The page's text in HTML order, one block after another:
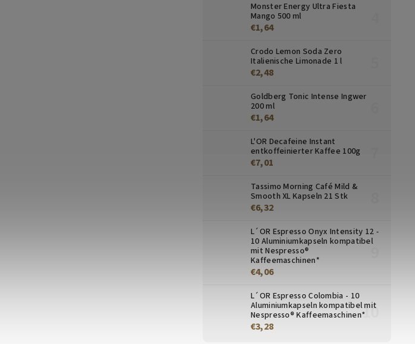
Monster Energy Ultra Fiesta
Mango 500 ml
€1,64
Crodo Lemon Soda Zero
Italienische Limonade 1 l
€2,48
Goldberg Tonic Intense Ingwer
200 ml
€1,64
L'OR Decafeine Instant
entkoffeinierter Kaffee 100g
€7,01
Tassimo Morning Café Mild &
Smooth XL Kapseln 21 Stk
€6,32
L´OR Espresso Onyx Intensity 12 -
10 Aluminiumkapseln kompatibel
mit Nespresso®
Kaffeemaschinen*
€4,06
L´OR Espresso Colombia - 10
Aluminiumkapseln kompatibel mit
Nespresso® Kaffeemaschinen*
€3,28